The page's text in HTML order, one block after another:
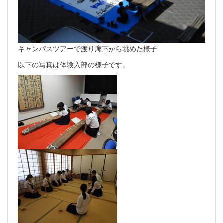
キャンパスツアーで渡り廊下から眺めた様子
以下の写真は体験入部の様子です。